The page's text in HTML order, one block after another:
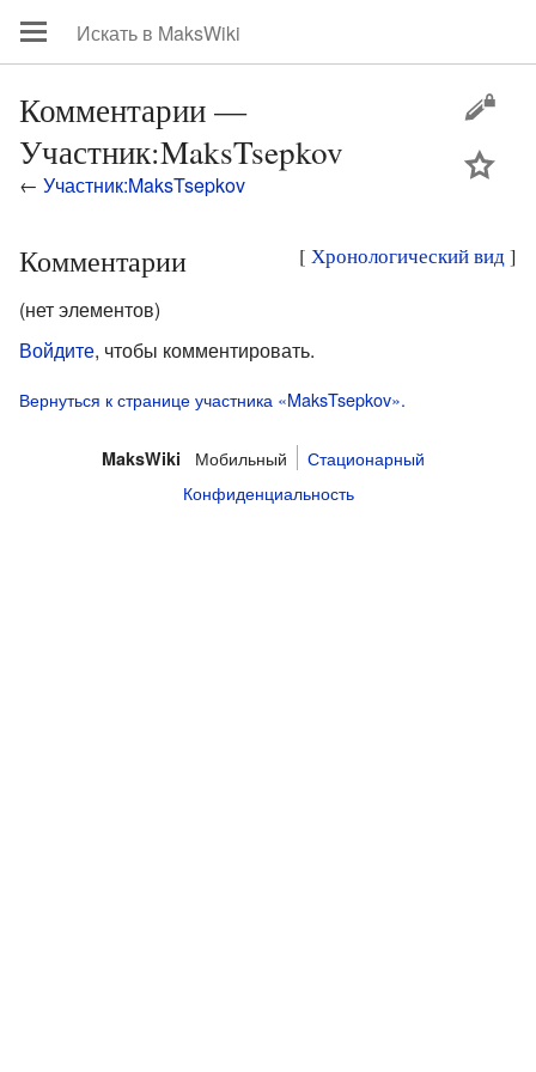
Комментарии —
Участник:MaksTsepkov
← Участник:MaksTsepkov
[ Хронологический вид]
Комментарии
(нет элементов)
Войдите, чтобы комментировать.
Вернуться к странице участника «MaksTsepkov».
MaksWiki Мобильный
Стационарный
Конфиденциальность